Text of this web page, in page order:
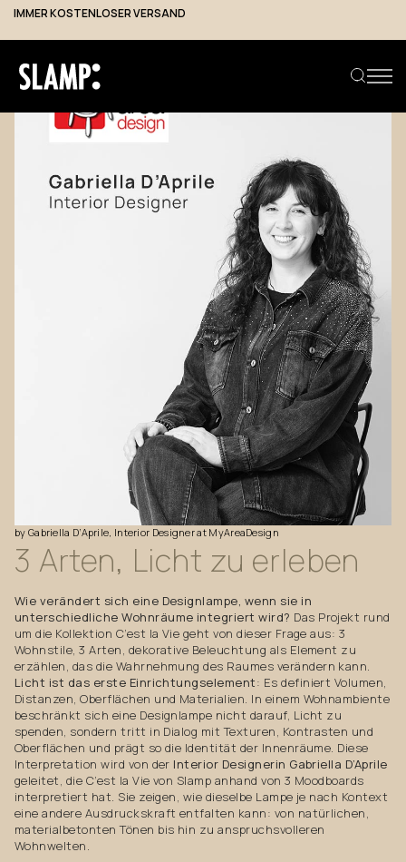
IMMER KOSTENLOSER VERSAND
Produkt suchen
by Gabriella D’Aprile, Interior Designerat MyAreaDesign
3 Arten, Licht zu erleben
Wie verändert sich eine Designlampe, wenn sie in
unterschiedliche Wohnräume integriert wird? Das Projekt rund
um die Kollektion C’est la Vie geht von dieser Frage aus: 3
Wohnstile, 3 Arten, dekorative Beleuchtung als Element zu
erzählen, das die Wahrnehmung des Raumes verändern kann.
Licht ist das erste Einrichtungselement: Es definiert Volumen,
Distanzen, Oberflächen und Materialien. In einem Wohnambiente
beschränkt sich eine Designlampe nicht darauf, Licht zu
spenden, sondern tritt in Dialog mit Texturen, Kontrasten und
Oberflächen und prägt so die Identität der Innenräume. Diese
Interpretation wird von der Interior Designerin Gabriella D’Aprile
geleitet, die C’est la Vie von Slamp anhand von 3 Moodboards
interpretiert hat. Sie zeigen, wie dieselbe Lampe je nach Kontext
eine andere Ausdruckskraft entfalten kann: von natürlichen,
materialbetonten Tönen bis hin zu anspruchsvolleren
Wohnwelten.